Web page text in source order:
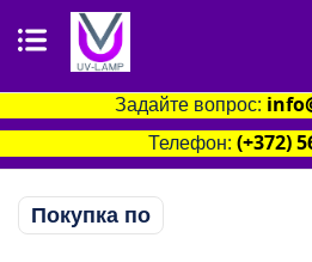
Задайте вопрос:
Телефон: (+372)
Покупка по